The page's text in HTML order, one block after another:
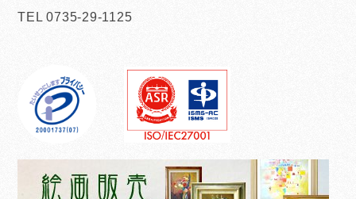
TEL 0735-29-1125